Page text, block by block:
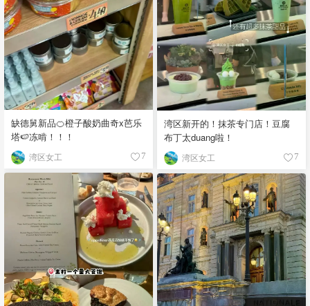
缺德舅新品🍊橙子酸奶曲奇x芭乐
塔🍉冻啃！！！
湾区女工 7
湾区新开的！抹茶专门店！豆腐
布丁太duang啦！
湾区女工 7